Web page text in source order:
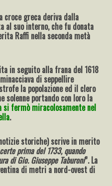
croce greca deriva dalla
al suo interno, che fu donata
Raffi nella seconda metà
in seguito alla frana del 1618
di seppellire
la popolazione ed il clero
solenne portando con loro la
si fermò miracolosamente nel
.
storiche) scrive in merito
prima del 1733, quando
di Gio. Giuseppe Taburoni”. La
di metri a nord-ovest di